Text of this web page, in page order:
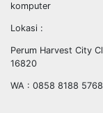
komputer
Lokasi :
Perum Harvest City
16820
WA : 0858 8188 5768